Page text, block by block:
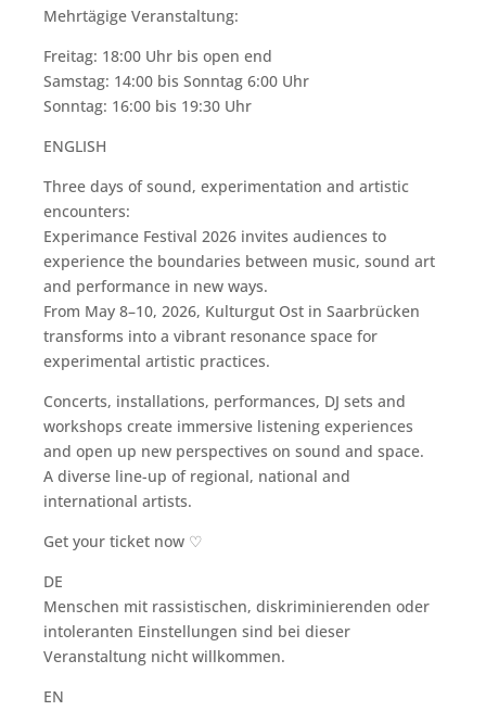
Mehrtägige Veranstaltung:
Freitag: 18:00 Uhr bis open end
Samstag: 14:00 bis Sonntag 6:00 Uhr
Sonntag: 16:00 bis 19:30 Uhr
ENGLISH
Three days of sound, experimentation and artistic
encounters:
Experimance Festival 2026 invites audiences to
experience the boundaries between music, sound art
and performance in new ways.
From May 8–10, 2026, Kulturgut Ost in Saarbrücken
transforms into a vibrant resonance space for
experimental artistic practices.
Concerts, installations, performances, DJ sets and
workshops create immersive listening experiences
and open up new perspectives on sound and space.
A diverse line-up of regional, national and
international artists.
Get your ticket now ♡
DE
Menschen mit rassistischen, diskriminierenden oder
intoleranten Einstellungen sind bei dieser
Veranstaltung nicht willkommen.
EN